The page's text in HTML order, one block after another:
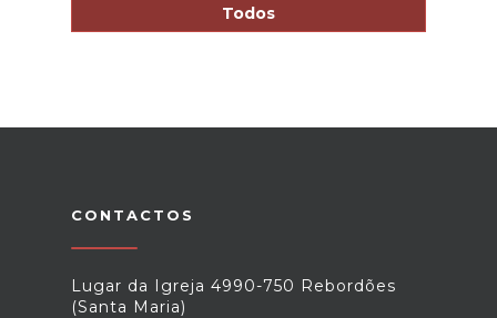
Todos
CONTACTOS
Lugar da Igreja 4990-750 Rebordões
(Santa Maria)